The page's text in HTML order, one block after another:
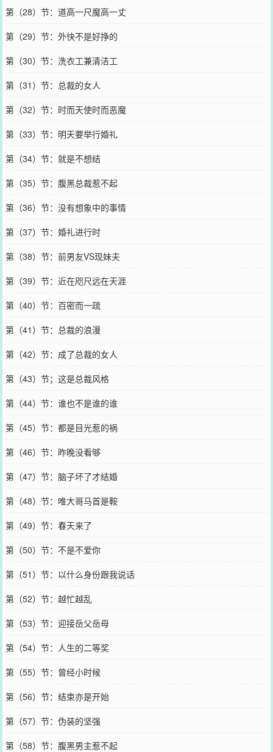
第（28）节：道高一尺魔高一丈
第（29）节：外快不是好挣的
第（30）节：洗衣工兼清洁工
第（31）节：总裁的女人
第（32）节：时而天使时而恶魔
第（33）节：明天要举行婚礼
第（34）节：就是不想结
第（35）节：腹黑总裁惹不起
第（36）节：没有想象中的事情
第（37）节：婚礼进行时
第（38）节：前男友VS现妹夫
第（39）节：近在咫尺远在天涯
第（40）节：百密而一疏
第（41）节：总裁的浪漫
第（42）节：成了总裁的女人
第（43）节；这是总裁风格
第（44）节：谁也不是谁的谁
第（45）节：都是目光惹的祸
第（46）节：昨晚没看够
第（47）节：脑子坏了才结婚
第（48）节：唯大哥马首是鞍
第（49）节：春天来了
第（50）节：不是不爱你
第（51）节：以什么身份跟我说话
第（52）节：越忙越乱
第（53）节：迎接岳父岳母
第（54）节：人生的二等奖
第（55）节：曾经小时候
第（56）节：结束亦是开始
第（57）节：伪装的坚强
第（58）节：腹黑男主惹不起